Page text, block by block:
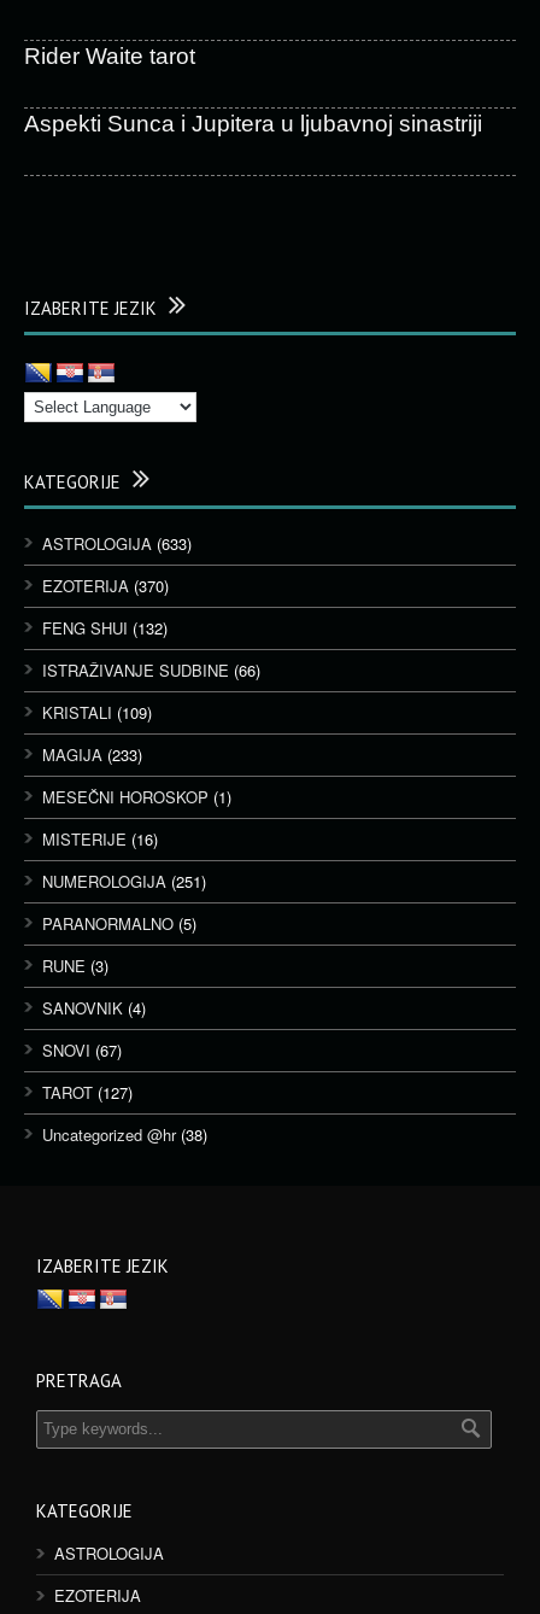
Rider Waite tarot
Aspekti Sunca i Jupitera u ljubavnoj sinastriji
IZABERITE JEZIK
KATEGORIJE
ASTROLOGIJA (633)
EZOTERIJA (370)
FENG SHUI (132)
ISTRAŽIVANJE SUDBINE (66)
KRISTALI (109)
MAGIJA (233)
MESEČNI HOROSKOP (1)
MISTERIJE (16)
NUMEROLOGIJA (251)
PARANORMALNO (5)
RUNE (3)
SANOVNIK (4)
SNOVI (67)
TAROT (127)
Uncategorized @hr(38)
IZABERITE JEZIK
PRETRAGA
KATEGORIJE
ASTROLOGIJA
EZOTERIJA